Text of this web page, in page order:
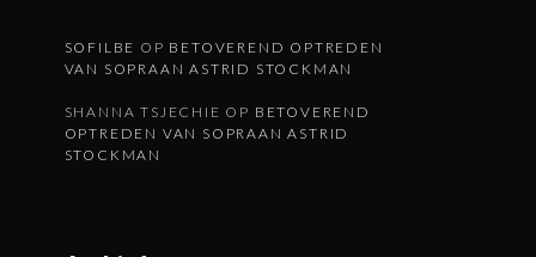
SOFILBE OP BETOVEREND OPTREDEN
VAN SOPRAAN ASTRID STOCKMAN
SHANNA TSJECHIE OP BETOVEREND
OPTREDEN VAN SOPRAAN ASTRID
STOCKMAN